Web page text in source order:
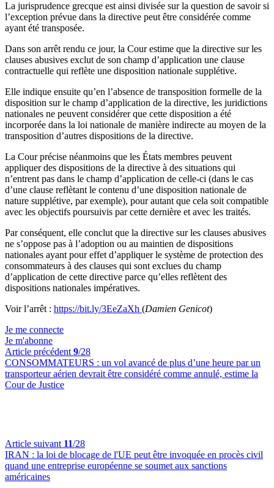
La jurisprudence grecque est ainsi divisée sur la question de savoir si
l’exception prévue dans la directive peut être considérée comme
ayant été transposée.
Dans son arrêt rendu ce jour, la Cour estime que la directive sur les
clauses abusives exclut de son champ d’application une clause
contractuelle qui reflète une disposition nationale supplétive.
Elle indique ensuite qu’en l’absence de transposition formelle de la
disposition sur le champ d’application de la directive, les juridictions
nationales ne peuvent considérer que cette disposition a été
incorporée dans la loi nationale de manière indirecte au moyen de la
transposition d’autres dispositions de la directive.
La Cour précise néanmoins que les États membres peuvent
appliquer des dispositions de la directive à des situations qui
n’entrent pas dans le champ d’application de celle-ci (dans le cas
d’une clause reflètant le contenu d’une disposition nationale de
nature supplétive, par exemple), pour autant que cela soit compatible
avec les objectifs poursuivis par cette dernière et avec les traités.
Par conséquent, elle conclut que la directive sur les clauses abusives
ne s’oppose pas à l’adoption ou au maintien de dispositions
nationales ayant pour effet d’appliquer le système de protection des
consommateurs à des clauses qui sont exclues du champ
d’application de cette directive parce qu’elles reflètent des
dispositions nationales impératives.
Voir l’arrêt : https://bit.ly/3EeZaXh (Damien Genicot)
Je me connecte
Je m'abonne
Article précédent 9/28
CONSOMMATEURS : un vol avancé de plus d’une heure par un
transporteur aérien devrait être considéré comme annulé, estime la
Cour de Justice
Article suivant 11/28
IRAN : la loi de blocage de l'UE peut être invoquée en procès civil
quand une entreprise européenne se soumet aux sanctions
américaines